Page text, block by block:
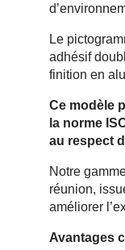
Le
adhésif
finition en
Ce modèle
la norme
au respect
Notre
réunion,
améliorer
Avantages